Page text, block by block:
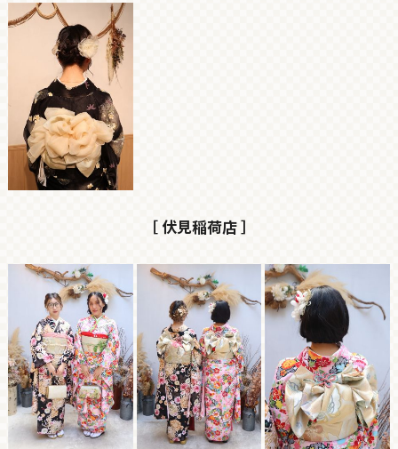
［ 伏見稲荷店 ］